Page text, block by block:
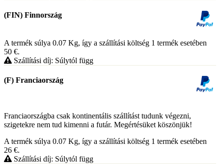
(FIN) Finnország
A termék súlya 0.07 Kg, így a szállítási költség 1 termék esetében
50 €.
Szállítási díj: Súlytól függ
(F) Franciaország
Franciaországba csak kontinentális szállítást tudunk végezni,
szigetekre nem tud kimenni a futár. Megértésüket köszönjük!
A termék súlya 0.07 Kg, így a szállítási költség 1 termék esetében
26 €.
Szállítási díj: Súlytól függ